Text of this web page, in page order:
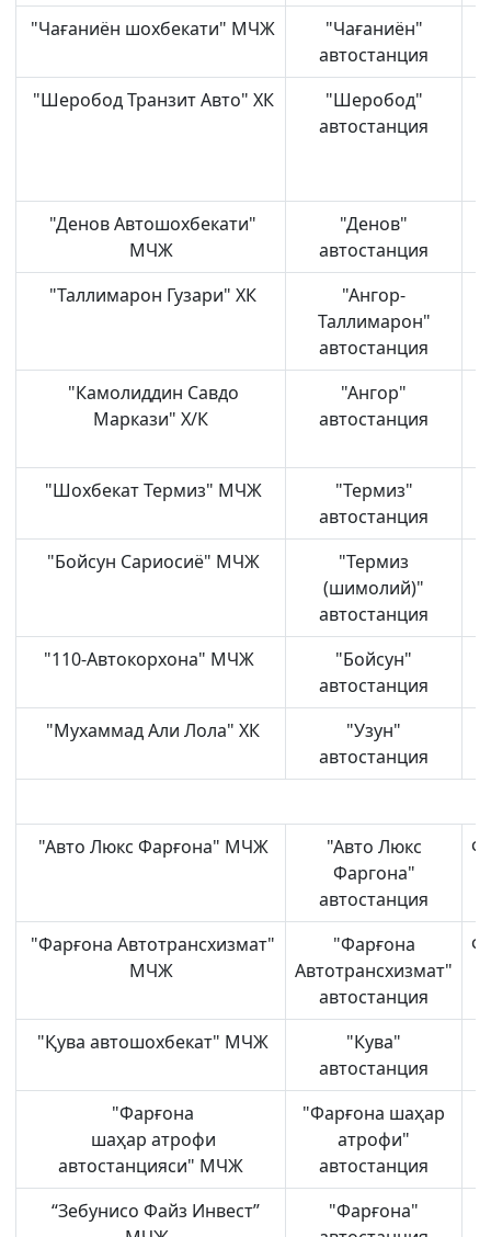
"Чағаниён шохбекати" МЧЖ
"Чағаниён"
автостанция
"Шеробод Транзит Авто" ХК
"Шеробод"
автостанция
"Денов Автошохбекати"
МЧЖ
"Денов"
автостанция
"Таллимарон Гузари" ХК
"Ангор-
Таллимарон"
автостанция
"Камолиддин Савдо
Маркази" Х/К
"Ангор"
автостанция
"Шохбекат Термиз" МЧЖ
"Термиз"
автостанция
"Бойсун Сариосиё" МЧЖ
"Термиз
(шимолий)"
автостанция
"110-Автокорхона" МЧЖ
"Бойсун"
автостанция
"Мухаммад Али Лола" ХК
"Узун"
автостанция
"Авто Люкс Фарғона" МЧЖ
"Авто Люкс
Фаргона"
автостанция
"Фарғона Автотрансхизмат"
МЧЖ
"Фарғона
Автотрансхизмат"
автостанция
"Қува автошохбекат" МЧЖ
"Кува"
автостанция
"Фарғона
шаҳар атрофи
автостанцияси" МЧЖ
"Фарғона шаҳар
атрофи"
автостанция
“Зебунисо Файз Инвест”
"Фарғона"